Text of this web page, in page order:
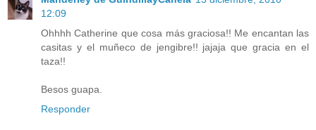
12:09
Ohhhh Catherine que cosa más graciosa!! Me encantan las
casitas y el muñeco de jengibre!! jajaja que gracia en el
taza!!
Besos guapa.
Responder